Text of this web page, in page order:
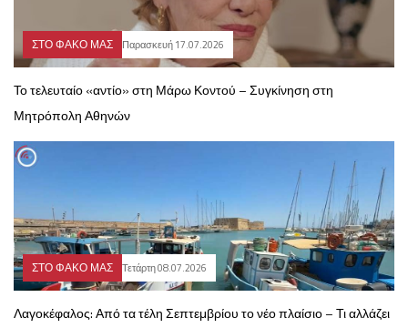
ΣΤΟ ΦΑΚΟ ΜΑΣ Παρασκευή 17.07.2026
Το τελευταίο «αντίο» στη Μάρω Κοντού – Συγκίνηση στη
Μητρόπολη Αθηνών
ΣΤΟ ΦΑΚΟ ΜΑΣ Τετάρτη 08.07.2026
Λαγοκέφαλος: Από τα τέλη Σεπτεμβρίου το νέο πλαίσιο – Τι αλλάζει